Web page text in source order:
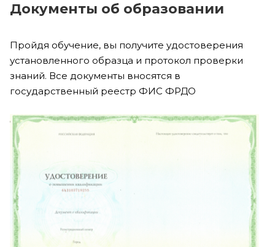
Документы об образовании
Пройдя обучение, вы получите удостоверения
установленного образца и протокол проверки
знаний. Все документы вносятся в
государственный реестр ФИС ФРДО